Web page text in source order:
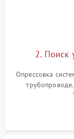
2. Поиск
Опрессовка
продувка